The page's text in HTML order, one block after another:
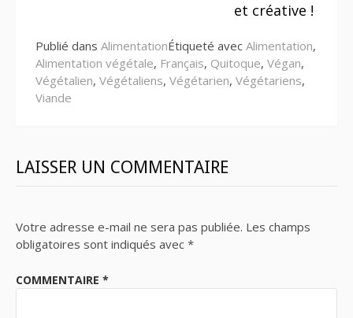
et créative !
Publié dans AlimentationÉtiqueté avec Alimentation,
Alimentation végétale, Français, Quitoque, Végan,
Végétalien, Végétaliens, Végétarien, Végétariens,
Viande
LAISSER UN COMMENTAIRE
Votre adresse e-mail ne sera pas publiée. Les champs
obligatoires sont indiqués avec *
COMMENTAIRE *